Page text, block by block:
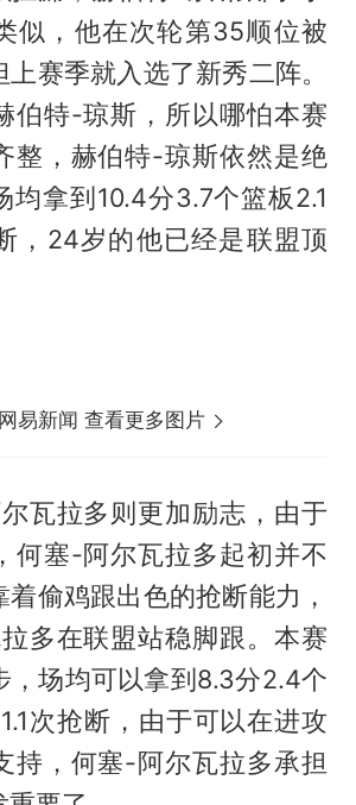
似，他在次轮第35顺位被
赛季就入选了新秀二阵。
伯特-琼斯，所以哪怕本赛
整，赫伯特-琼斯依然是绝
均拿到10.4分3.7个篮板2.1
，24岁的他已经是联盟顶
易新闻 查看更多图片
瓦拉多则更加励志，由于
何塞-阿尔瓦拉多起初并不
偷鸡跟出色的抢断能力，
多在联盟站稳脚跟。本赛
，场均可以拿到8.3分2.4个
次抢断，由于可以在进攻
持，何塞-阿尔瓦拉多承担